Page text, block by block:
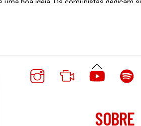
Voltar
Ao
SOBRE